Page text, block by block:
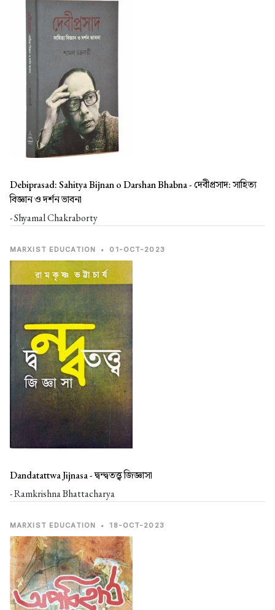
Debiprasad: Sahitya Bijnan o Darshan Bhabna -দেবীপ্রসাদ: সাহিত্য
বিজ্ঞান ও দর্শন ভাবনা
- Shyamal Chakraborty
MARXIST EDUCATION • 01-OCT-2023
Dandatattwa Jijnasa -দ্বন্দ্বতত্ত্ব জিজ্ঞাসা
- Ramkrishna Bhattacharya
MARXIST EDUCATION • 18-OCT-2023